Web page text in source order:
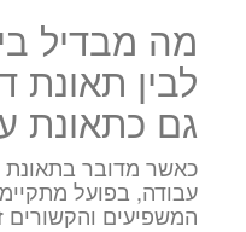
מה מבדיל
לבין תאונת
גם כתאונת
כאשר מדובר בתאונת
עבודה, בפועל
המשפיעים והקשורים